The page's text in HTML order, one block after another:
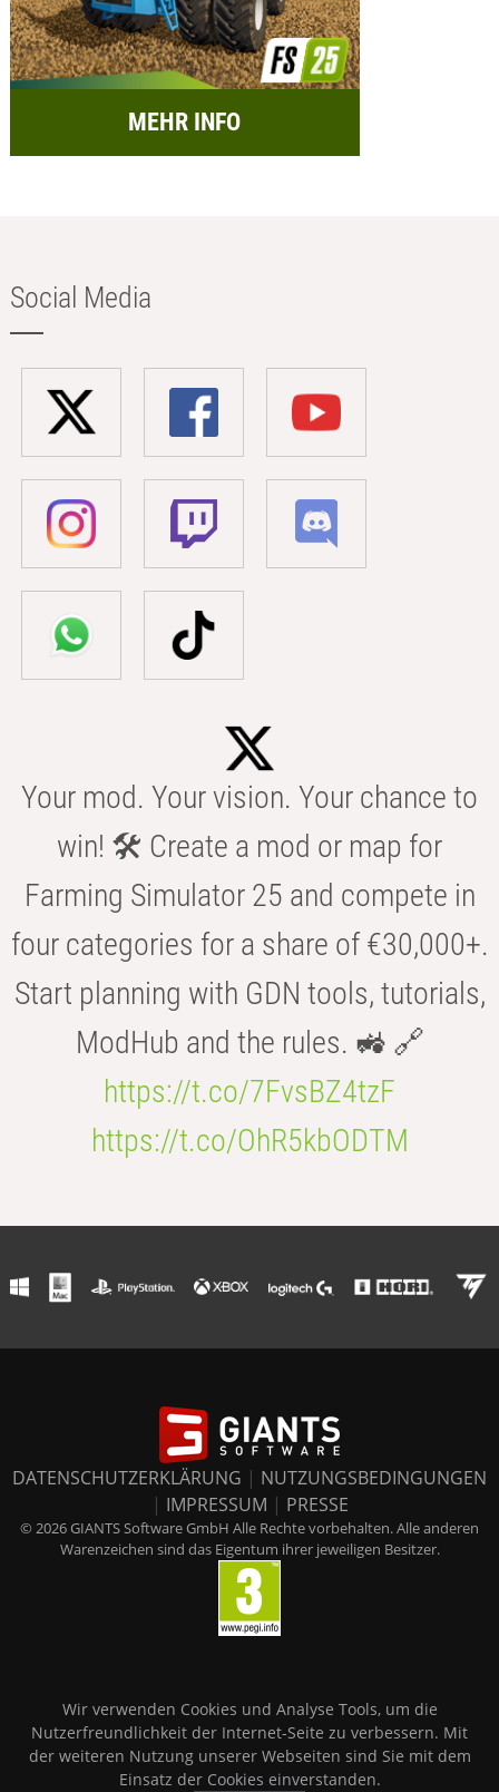
MEHR INFO
Social Media
Your mod. Your vision. Your chance to
win! 🛠️ Create a mod or map for
Farming Simulator 25 and compete in
four categories for a share of €30,000+.
Start planning with GDN tools, tutorials,
ModHub and the rules. 🚜 🔗
https://t.co/7FvsBZ4tzF
https://t.co/OhR5kbODTM
DATENSCHUTZERKLÄRUNG | NUTZUNGSBEDINGUNGEN
| IMPRESSUM | PRESSE
© 2026 GIANTS Software GmbH Alle Rechte vorbehalten. Alle anderen
Warenzeichen sind das Eigentum ihrer jeweiligen Besitzer.
Wir verwenden Cookies und Analyse Tools, um die
Nutzerfreundlichkeit der Internet-Seite zu verbessern. Mit
der weiteren Nutzung unserer Webseiten sind Sie mit dem
Einsatz der Cookies einverstanden.